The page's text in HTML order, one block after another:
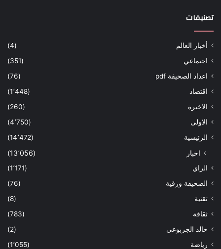
تصنيفات
أخبار العالم
(4)
اجتماعي
(351)
اعداد الصحيفة pdf
(76)
اقتصاد
(1٬448)
الاخيرة
(260)
الاولى
(4٬750)
الرئيسية
(14٬472)
اخبار (13٬056)
الراي
(1٬171)
الصحيفة ورقية
(76)
تقنية
(8)
ثقافة
(783)
خالد الجربوعي
(2)
رياضة
(1٬055)